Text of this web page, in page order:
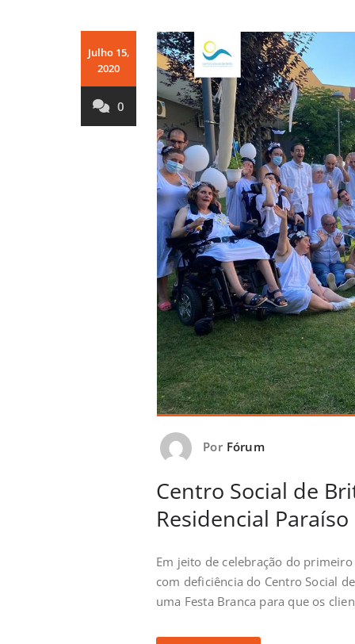
Julho 15,
2020
0
Por Fórum
Centro Social de
Residencial Paraíso
Em jeito de celebração do
com deficiência do Centro Social
uma Festa Branca para que os